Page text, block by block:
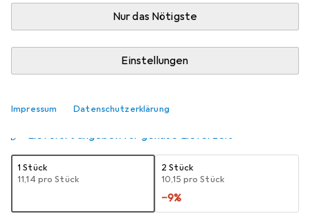
Nur das Nötigste
Einstellungen
Impressum Datenschutzerklärung
Mehr von Energizer
Zwischen Di, 18.8. und Sa, 22.8. geliefert
2 Stück bestellt
Lieferort angeben für genaue Lieferzeit
1 Stück
EUR
11,14 pro Stück
2 Stück
EUR
10,15 pro Stück
−9%